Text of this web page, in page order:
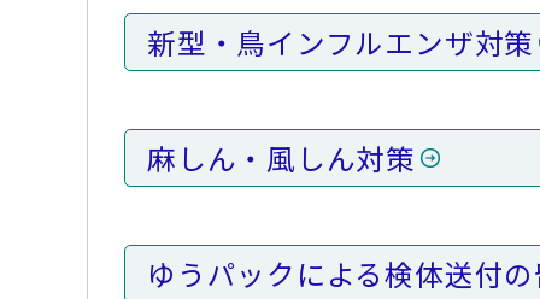
新型・鳥インフルエンザ対策
麻しん・風しん対策
ゆうパックによる検体送付